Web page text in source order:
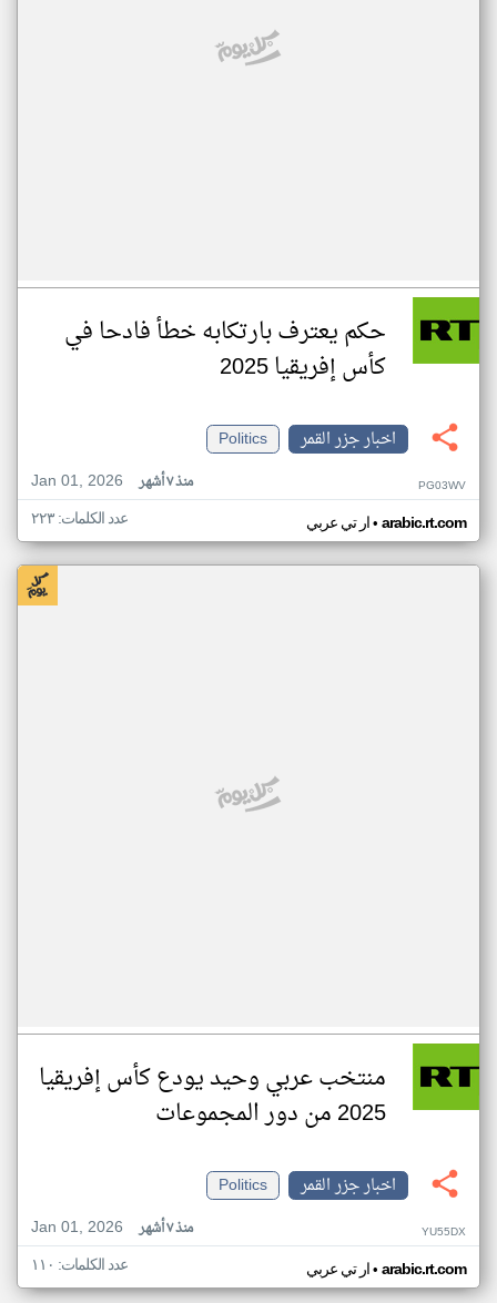
حكم يعترف بارتكابه خطأ فادحا في
كأس إفريقيا 2025
اخبار جزر القمر
Politics
Jan 01, 2026
منذ ٧ أشهر PG03WV
ار تي عربي• arabic.rt.com عدد الكلمات: ٢٢٣
منتخب عربي وحيد يودع كأس إفريقيا
2025 من دور المجموعات
اخبار جزر القمر
Politics
Jan 01, 2026
منذ ٧ أشهر YU55DX
ار تي عربي• arabic.rt.com عدد الكلمات: ١١٠